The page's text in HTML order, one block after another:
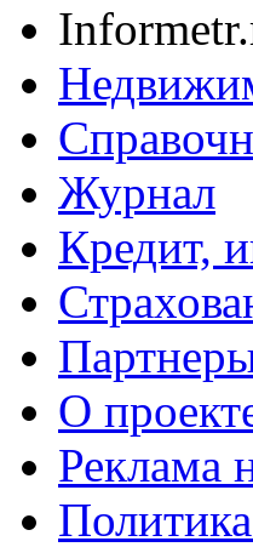
Журнал
Кредит,
O
Реклама